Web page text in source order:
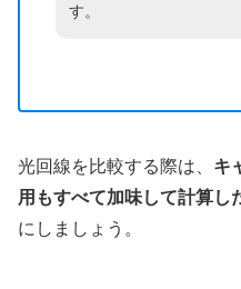
す。
光回線を比較する際は、 キ
用もすべて加味して計算し
にしましょう。